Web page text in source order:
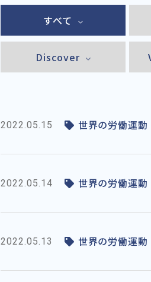
すべて
Discover
2022.05.15 世界の労働運動
2022.05.14 世界の労働運動
2022.05.13 世界の労働運動